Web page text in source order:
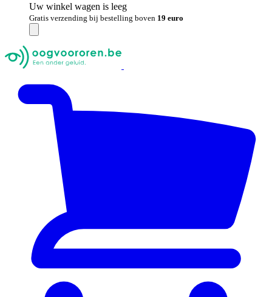
Uw winkel wagen is leeg
Gratis verzending bij bestelling boven 19 euro